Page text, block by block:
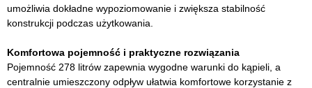
umożliwia dokładne wypoziomowanie i zwiększa stabilność
konstrukcji podczas użytkowania.
Komfortowa pojemność i praktyczne rozwiązania
Pojemność 278 litrów zapewnia wygodne warunki do kąpieli, a
centralnie umieszczony odpływ ułatwia komfortowe korzystanie z